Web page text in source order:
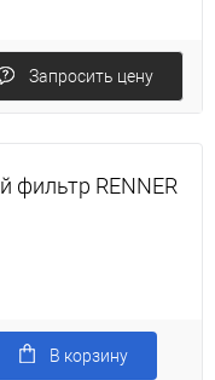
Запросить цену
фильтр RENNER
В корзину